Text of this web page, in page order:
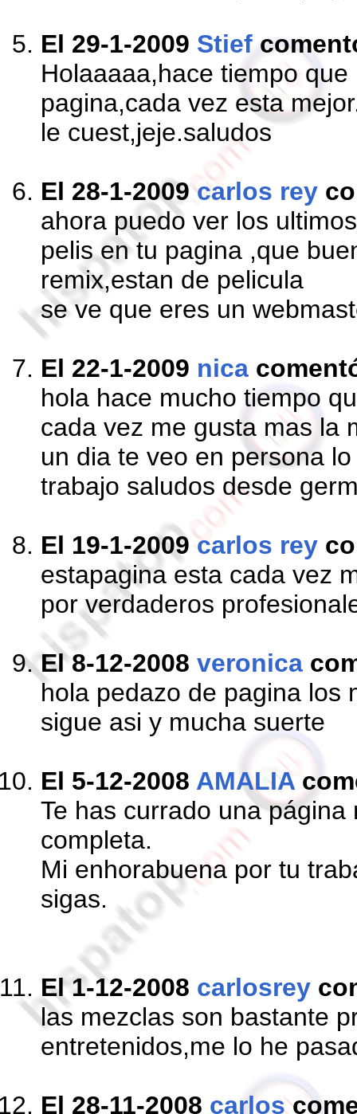
El 29-1-2009 Stief
Holaaaaa,hace tiempo
pagina,cada vez esta
le cuest,jeje.saludos
El 28-1-2009carlos rey
ahora puedo ver los
pelis en tu pagina ,que
remix,estan de pelicula
se ve que eres un
El 22-1-2009 nica
hola hace mucho tiempo
cada vez me gusta mas la
un dia te veo en persona
trabajo saludos desde
El 19-1-2009carlos rey
estapagina esta cada vez
por verdaderos
El 8-12-2008 veronica
hola pedazo de pagina los
sigue asi y mucha suerte
El 5-12-2008 AMALIA
Te has currado una página
completa.
Mi enhorabuena por tu
sigas.
El 1-12-2008 carlosrey
las mezclas son bastante
entretenidos,me lo he
El 28-11-2008 carlos